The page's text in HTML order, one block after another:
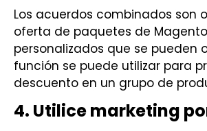
Los acuerdos combinados son
oferta de paquetes de
personalizados que se pueden
función se puede utilizar para
descuento en un grupo de
4. Utilice marketing